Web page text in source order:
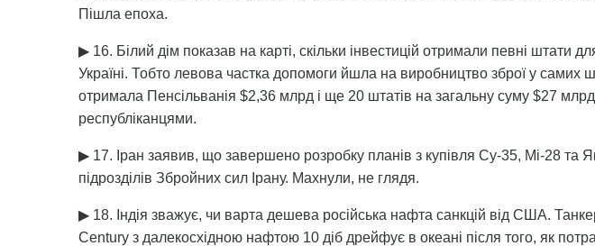
Пішла епоха.
▶ 16. Білий дім показав на карті, скільки інвестицій отримали певні штати
Україні. Тобто левова частка допомоги йшла на виробництво зброї у самих
отримала Пенсільванія $2,36 млрд і ще 20 штатів на загальну суму $27
республіканцями.
▶ 17. Іран заявив, що завершено розробку планів з купівля Су-35, Мі-28 та
підрозділів Збройних сил Ірану. Махнули, не глядя.
▶ 18. Індія зважує, чи варта дешева російська нафта санкцій від США.
Century з далекосхідною нафтою 10 діб дрейфує в океані після того, як